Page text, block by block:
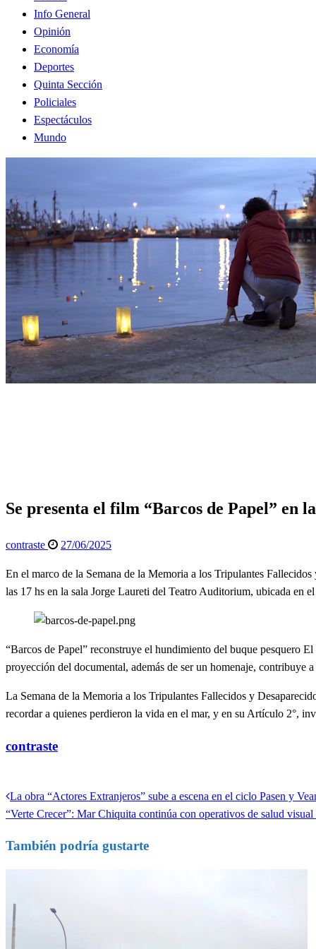
Info General
Opinión
Economía
Deportes
Quinta Sección
Policiales
Espectáculos
Mundo
Se presenta el film “Barcos de Papel” en
contraste
Publicado
27/06/2025
En el marco de la Semana de la Memoria a los Tripulantes
las 17 hs en la sala Jorge Laureti del Teatro Auditorium, ubicada en
“Barcos de Papel” reconstruye el hundimiento del buque pesquero
proyección del documental, además de ser un homenaje, contribuye
La Semana de la Memoria a los Tripulantes Fallecidos y
recordar a quienes perdieron la vida en el mar, y en su Artículo 2°,
contraste
Navegación
entradas
Entrada
anterior
La obra “Actores Extranjeros” sube a escena en el ciclo Pasen y
Entrada
“Verte Crecer”: Mar Chiquita continúa con operativos de salud visual
También podría gustarte